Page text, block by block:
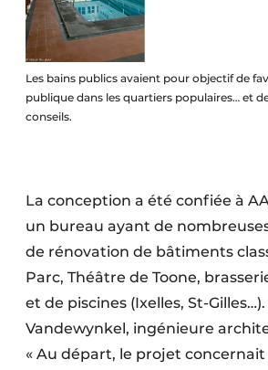
Les bains publics avaient pour objectif de
publique dans les quartiers populaires… et
conseils.
La conception a été confiée à
un bureau ayant de
de rénovation de bâtiments
Parc, Théâtre de Toone,
et de piscines (Ixelles, St-
Vandewynkel, ingénieure
« Au départ, le projet concernait